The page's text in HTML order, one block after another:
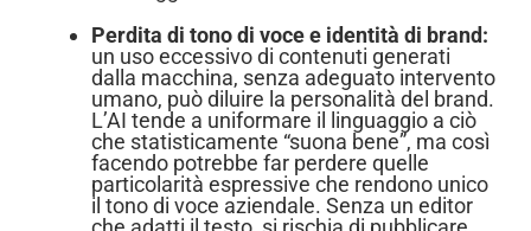
Perdita di tono di voce e identità di brand:
un uso eccessivo di contenuti generati
dalla macchina, senza adeguato intervento
umano, può diluire la personalità del brand.
L’AI tende a uniformare il linguaggio a ciò
che statisticamente “suona bene”, ma così
facendo potrebbe far perdere quelle
particolarità espressive che rendono unico
il tono di voce aziendale. Senza un editor